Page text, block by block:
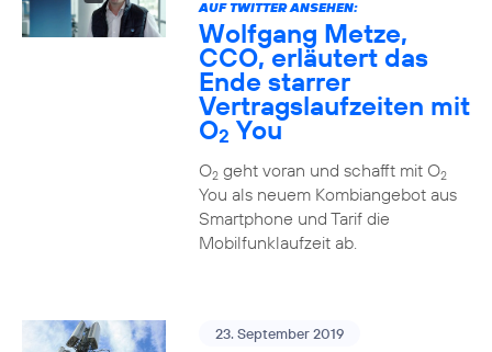
AUF TWITTER ANSEHEN:
Wolfgang Metze,
CCO, erläutert das
Ende starrer
Vertragslaufzeiten mit
O2 You
O2geht voran und schafft mit O2
You als neuem Kombiangebot aus
Smartphone und Tarif die
Mobilfunklaufzeit ab.
23. September 2019